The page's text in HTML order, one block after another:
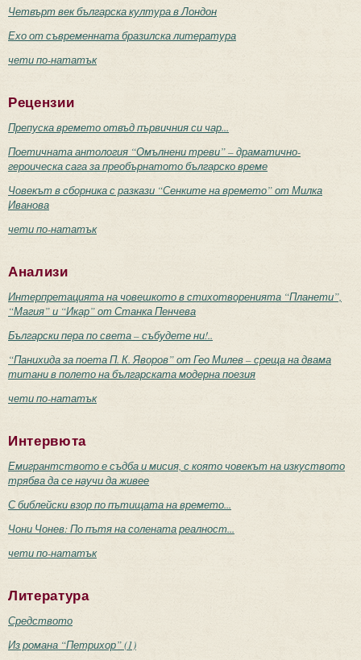
Четвърт век българска култура в Лондон
Ехо от съвременната бразилска литература
чети по-нататък
Рецензии
Препуска времето отвъд първичния си чар...
Поетичната антология “Омълнени треви” – драматично-
героическа сага за преобърнатото българско време
Човекът в сборника с разкази “Сенките на времето” от Милка
Иванова
чети по-нататък
Анализи
Интерпретацията на човешкото в стихотворенията “Планети”,
“Магия” и “Икар” от Станка Пенчева
Български пера по света – събудете ни!..
“Панихида за поета П. К. Яворов” от Гео Милев – среща на двама
титани в полето на българската модерна поезия
чети по-нататък
Интервюта
Емигрантството е съдба и мисия, с която човекът на изкуството
трябва да се научи да живее
С библейски взор по пътищата на времето...
Чони Чонев: По пътя на солената реалност...
чети по-нататък
Литература
Средството
Из романа “Петрихор” (1)